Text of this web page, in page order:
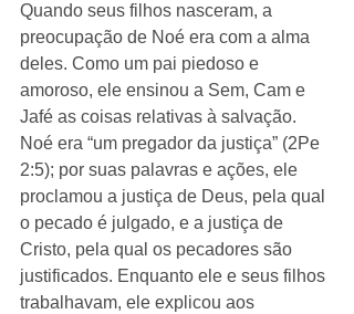
Quando seus filhos nasceram, a
preocupação de Noé era com a alma
deles. Como um pai piedoso e
amoroso, ele ensinou a Sem, Cam e
Jafé as coisas relativas à salvação.
Noé era “um pregador da justiça” (2Pe
2:5); por suas palavras e ações, ele
proclamou a justiça de Deus, pela qual
o pecado é julgado, e a justiça de
Cristo, pela qual os pecadores são
justificados. Enquanto ele e seus filhos
trabalhavam, ele explicou aos